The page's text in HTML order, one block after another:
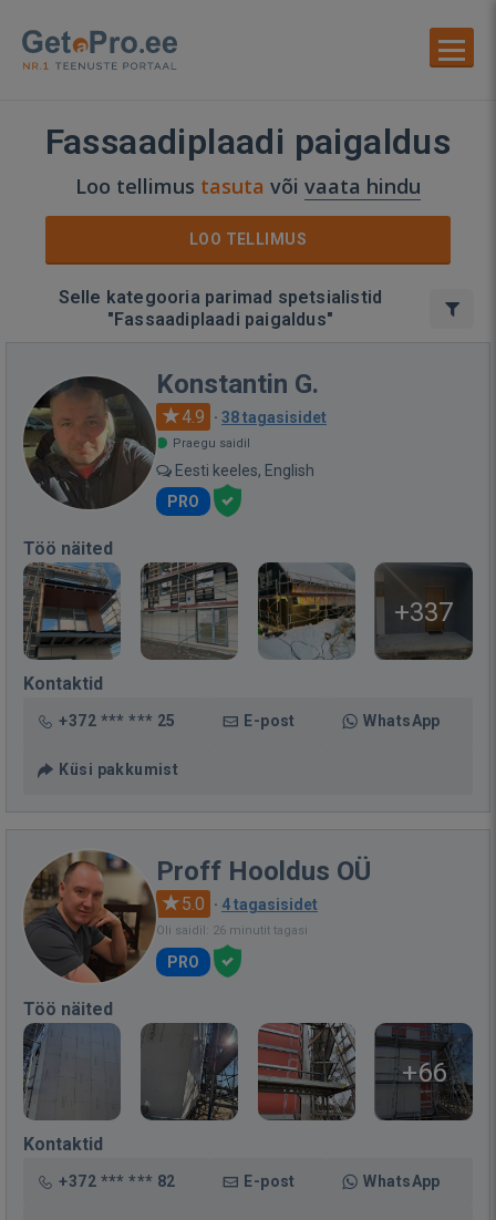
Fassaadiplaadi paigaldus
Loo tellimus tasuta või vaata hindu
LOO TELLIMUS
Selle kategooria parimad spetsialistid
"Fassaadiplaadi paigaldus"
Konstantin G.
4.9 · 38 tagasisidet
Praegu saidil
Eesti keeles, English
PRO
Töö näited
+337
Kontaktid
+372 *** *** 25 E-post WhatsApp
Küsi pakkumist
Proff Hooldus OÜ
5.0 · 4 tagasisidet
Oli saidil: 26 minutit tagasi
PRO
Töö näited
+66
Kontaktid
+372 *** *** 82 E-post WhatsApp